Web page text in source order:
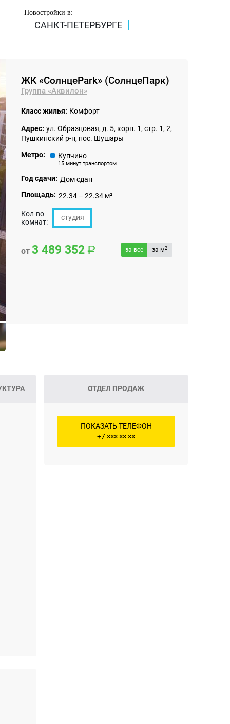
Новостройки в:
САНКТ-ПЕТЕРБУРГЕ
ЖК «СолнцеPark» (СолнцеПарк)
Группа «Аквилон»
Класс жилья: Комфорт
Адрес: ул. Образцовая, д. 5, корп. 1, стр. 1, 2,
Пушкинский р-н, пос. Шушары
Метро:
Купчино
15 минут транспортом
Год сдачи: Дом сдан
Площадь: 22.34 – 22.34 м²
Кол-во
комнат:
студия
от 3 489 352 за все за м2
ОТДЕЛ ПРОДАЖ
ПОКАЗАТЬ ТЕЛЕФОН
+7 ××× ×× ××